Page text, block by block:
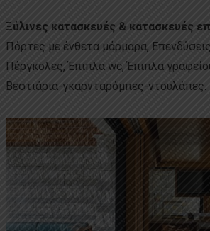
Ξύλινες κατασκευές & κατασκευές
Πόρτες με ένθετα μάρμαρα,
Πέργκολες, Έπιπλα wc, Έπιπλα
Βεστιάρια-γκαρνταρόμπες-ντουλάπες.